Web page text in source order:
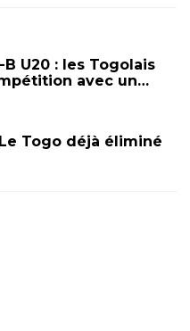
B U20 : les Togolais
avec un…
Le Togo déjà éliminé